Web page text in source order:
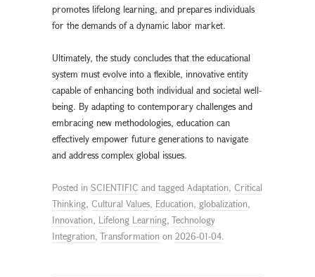
promotes lifelong learning, and prepares individuals
for the demands of a dynamic labor market.
Ultimately, the study concludes that the educational
system must evolve into a flexible, innovative entity
capable of enhancing both individual and societal well-
being. By adapting to contemporary challenges and
embracing new methodologies, education can
effectively empower future generations to navigate
and address complex global issues.
Posted in SCIENTIFIC and tagged Adaptation, Critical
Thinking, Cultural Values, Education, globalization,
Innovation, Lifelong Learning, Technology
Integration, Transformation on 2026-01-04.